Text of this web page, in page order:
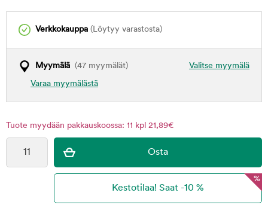
Verkkokauppa (Löytyy varastosta)
Valitse myymälä
Myymälä (47 myymälät)
Varaa myymälästä
Tuote myydään pakkauskoossa: 11 kpl 21,89€
%